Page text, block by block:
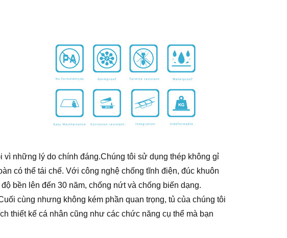
những lý do chính đáng.Chúng tôi sử dụng thép không gỉ
có thể tái chế. Với công nghệ chống tĩnh điện, đúc khuôn
bền lên đến 30 năm, chống nứt và chống biến dạng.
cùng nhưng không kém phần quan trọng, tủ của chúng tôi
thiết kế cá nhân cũng như các chức năng cụ thể mà bạn